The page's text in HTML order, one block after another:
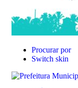
Procurar por
Switch skin